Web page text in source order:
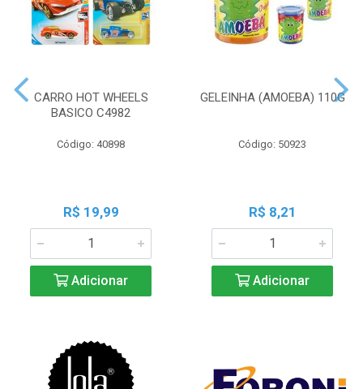
CARRO HOT WHEELS
BASICO C4982
Código: 40898
R$ 19,99
Adicionar
GELEINHA (AMOEBA) 110G
Código: 50923
R$ 8,21
Adicionar